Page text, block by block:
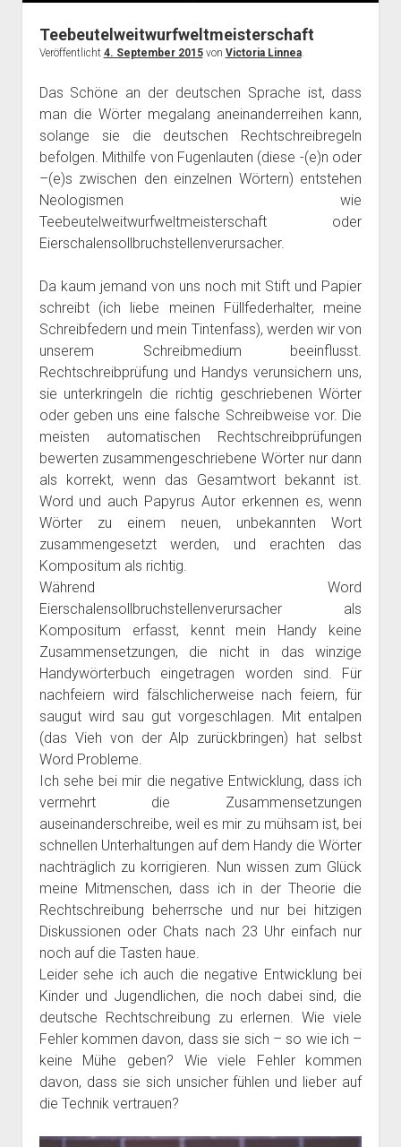
Teebeutelweitwurfweltmeisterschaft
Veröffentlicht 4. September 2015von Victoria Linnea.
Das Schöne an der deutschen Sprache ist, dass
man die Wörter megalang aneinanderreihen kann,
solange sie die deutschen Rechtschreibregeln
befolgen. Mithilfe von Fugenlauten (diese -(e)n oder
–(e)s zwischen den einzelnen Wörtern) entstehen
Neologismen wie
Teebeutelweitwurfweltmeisterschaft oder
Eierschalensollbruchstellenverursacher.
Da kaum jemand von uns noch mit Stift und Papier
schreibt (ich liebe meinen Füllfederhalter, meine
Schreibfedern und mein Tintenfass), werden wir von
unserem Schreibmedium beeinflusst.
Rechtschreibprüfung und Handys verunsichern uns,
sie unterkringeln die richtig geschriebenen Wörter
oder geben uns eine falsche Schreibweise vor. Die
meisten automatischen Rechtschreibprüfungen
bewerten zusammengeschriebene Wörter nur dann
als korrekt, wenn das Gesamtwort bekannt ist.
Word und auch Papyrus Autor erkennen es, wenn
Wörter zu einem neuen, unbekannten Wort
zusammengesetzt werden, und erachten das
Kompositum als richtig.
Während Word
Eierschalensollbruchstellenverursacher als
Kompositum erfasst, kennt mein Handy keine
Zusammensetzungen, die nicht in das winzige
Handywörterbuch eingetragen worden sind. Für
nachfeiern wird fälschlicherweise nach feiern, für
saugut wird sau gut vorgeschlagen. Mit entalpen
(das Vieh von der Alp zurückbringen) hat selbst
Word Probleme.
Ich sehe bei mir die negative Entwicklung, dass ich
vermehrt die Zusammensetzungen
auseinanderschreibe, weil es mir zu mühsam ist, bei
schnellen Unterhaltungen auf dem Handy die Wörter
nachträglich zu korrigieren. Nun wissen zum Glück
meine Mitmenschen, dass ich in der Theorie die
Rechtschreibung beherrsche und nur bei hitzigen
Diskussionen oder Chats nach 23 Uhr einfach nur
noch auf die Tasten haue.
Leider sehe ich auch die negative Entwicklung bei
Kinder und Jugendlichen, die noch dabei sind, die
deutsche Rechtschreibung zu erlernen. Wie viele
Fehler kommen davon, dass sie sich – so wie ich –
keine Mühe geben? Wie viele Fehler kommen
davon, dass sie sich unsicher fühlen und lieber auf
die Technik vertrauen?